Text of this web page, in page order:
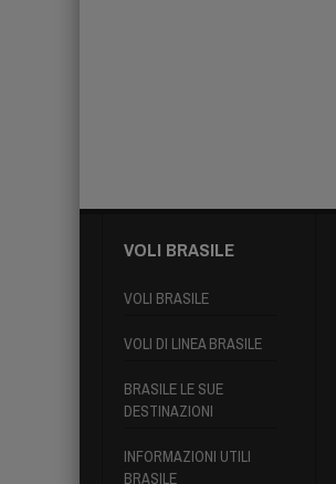
VOLI BRASILE
VOLI BRASILE
VOLI DI LINEA BRASILE
BRASILE LE SUE
DESTINAZIONI
INFORMAZIONI UTILI
BRASILE